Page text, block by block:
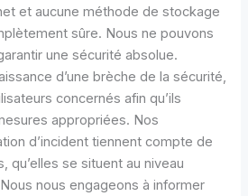
et aucune méthode de stockage
sûre. Nous ne pouvons
une sécurité absolue.
d’une brèche de la sécurité,
concernés afin qu’ils
appropriées. Nos
d’incident tiennent compte de
qu’elles se situent au niveau
nous engageons à informer